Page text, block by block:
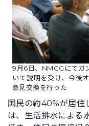
9月6日、NMCGにてガ
いて説明を受け、今後
意見交換を行った
国民の約40%が居住
は、生活排水による